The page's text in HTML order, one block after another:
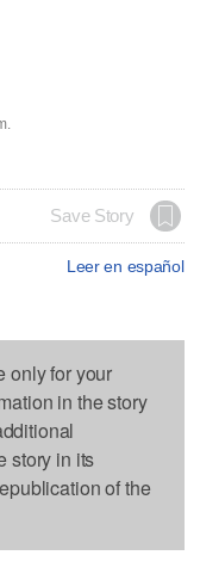
Save Story
Leer en español
only for your
in the story
story in its
of the